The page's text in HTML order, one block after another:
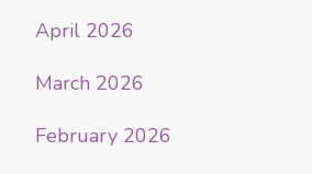
April 2026
March 2026
February 2026